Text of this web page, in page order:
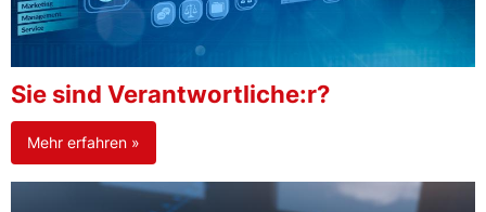
Sie sind Verantwortliche:r?
Mehr erfahren »